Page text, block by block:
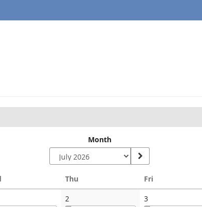
Month
Thu FriFriday
2 3